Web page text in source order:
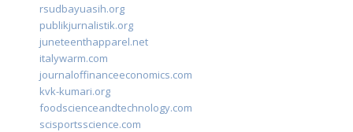
rsudbayuasih.org
publikjurnalistik.org
juneteenthapparel.net
italywarm.com
journaloffinanceeconomics.com
kvk-kumari.org
foodscienceandtechnology.com
scisportsscience.com